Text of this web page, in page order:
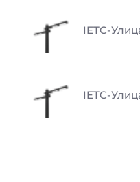
IETC-
IETC-